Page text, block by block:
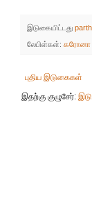
இடுகையிட்டது
லேபிள்கள்: கரோனா
புதிய இடுகைகள்
இதற்கு குழுசேர்: